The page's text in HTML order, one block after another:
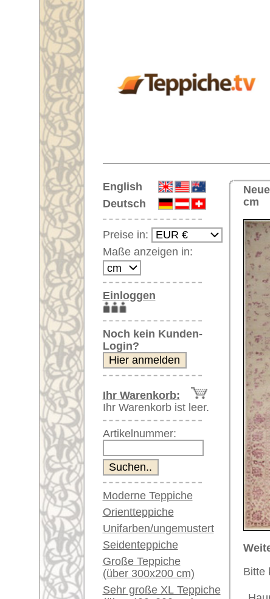
English
Deutsch
Preise in:
Maße anzeigen in:
Einloggen
Noch kein Kunden-
Login?
Ihr Warenkorb:
Ihr Warenkorb ist leer.
Artikelnummer:
Moderne Teppiche
Orientteppiche
Unifarben/ungemustert
Seidenteppiche
Große Teppiche
(über 300x200 cm)
Sehr große XL Teppiche
(über 400x200 cm)
Riesige XXL Teppiche
(über 600x200 cm)
Läufer / Galerien
Runde & ovale Teppiche
Antike Teppiche
Antike China Teppiche
Blaue Teppiche
Graue Teppiche
Braune Teppiche
Blaue Teppiche
Grüne Teppiche
Rot/pink/flieder/lila
Beige/hell/cremefarben
Ein kleines Teppich-
Glossar...
Händler können ihre
großen Teppiche hier
Weitere größere Bilder (öffnen
Bitte klicken Sie auf die kleinen
Hauptbild
59748
Linville
Indien
Größe:
309 x
Alter:
neu
Wolle
Musterung:
floral /
Grundfarbe:
Bemerkungen: